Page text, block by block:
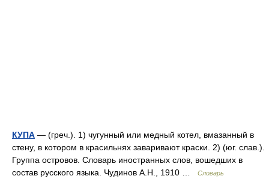
КУПА — (греч.). 1) чугунный или медный котел, вмазанный в
стену, в котором в красильнях заваривают краски. 2) (юг. слав.).
Группа островов. Словарь иностранных слов, вошедших в
состав русского языка. Чудинов А.Н., 1910 …
Словарь